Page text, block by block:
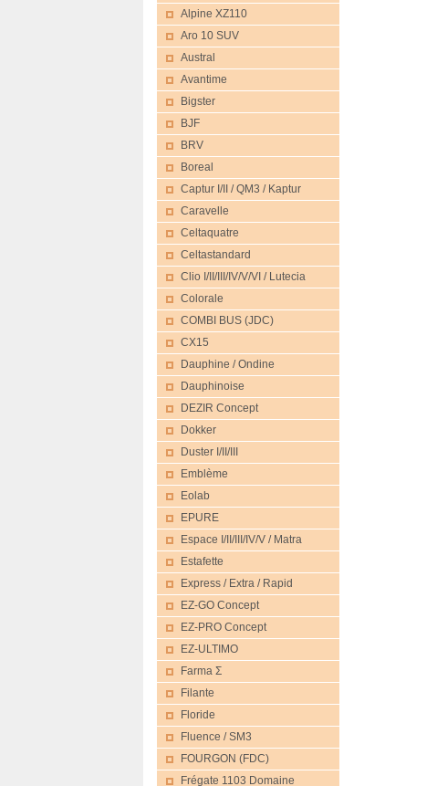
Alpine XZ110
Aro 10 SUV
Austral
Avantime
Bigster
BJF
BRV
Boreal
Captur I/II / QM3 / Kaptur
Caravelle
Celtaquatre
Celtastandard
Clio I/II/III/IV/V/VI / Lutecia
Colorale
COMBI BUS (JDC)
CX15
Dauphine / Ondine
Dauphinoise
DEZIR Concept
Dokker
Duster I/II/III
Emblème
Eolab
EPURE
Espace I/II/III/IV/V / Matra
Estafette
Express / Extra / Rapid
EZ-GO Concept
EZ-PRO Concept
EZ-ULTIMO
Farma Σ
Filante
Floride
Fluence / SM3
FOURGON (FDC)
Frégate 1103 Domaine